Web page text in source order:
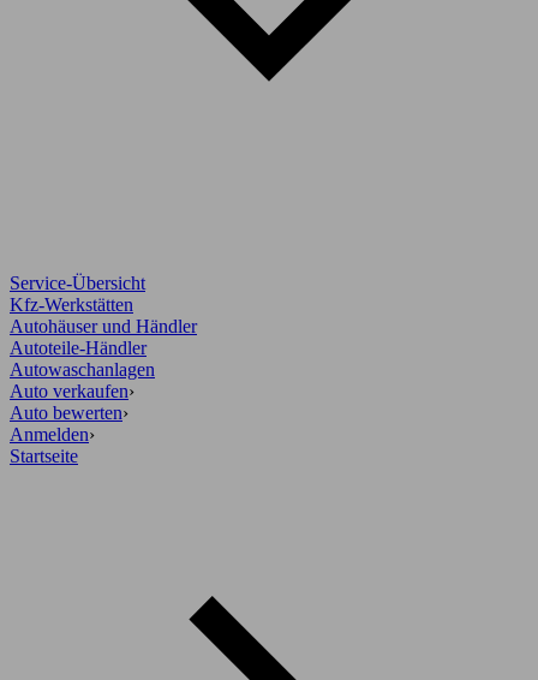
Service-Übersicht
Kfz-Werkstätten
Autohäuser und Händler
Autoteile-Händler
Autowaschanlagen
Auto verkaufen›
Auto bewerten›
Anmelden›
Startseite